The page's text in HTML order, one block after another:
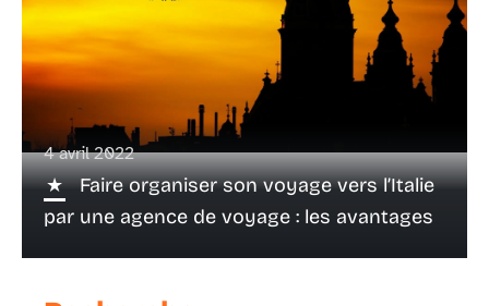
4 avril 2022
Faire organiser son voyage vers l’Italie
par une agence de voyage : les avantages